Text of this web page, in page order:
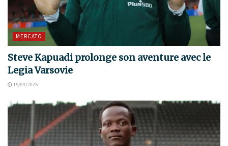
MERCATO
Steve Kapuadi prolonge son aventure avec le
Legia Varsovie
15/09/2025